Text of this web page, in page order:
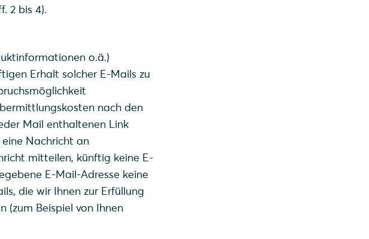
2 bis 4).
o.ä.)
Erhalt solcher E-Mails zu
nach den
Mail enthaltenen Link
Nachricht an
mitteilen, künftig keine E-
E-Mail-Adresse keine
die wir Ihnen zur Erfüllung
(zum Beispiel von Ihnen